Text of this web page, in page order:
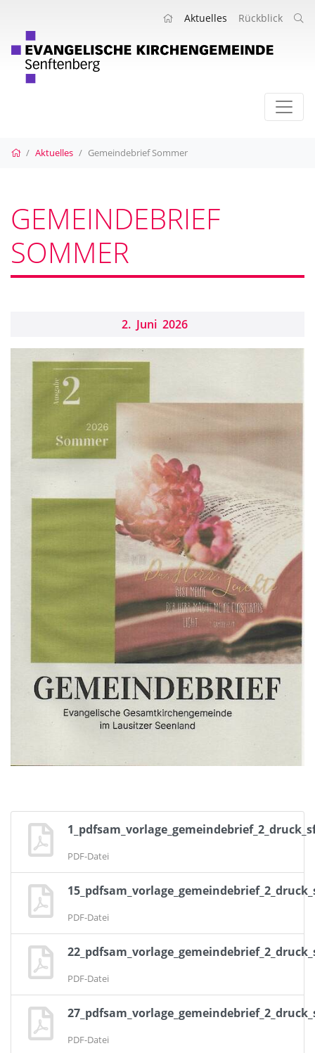
Aktuelles Rückblick
Startseite
Aktuelles Gemeindebrief Sommer
GEMEINDEBRIEF
SOMMER
2. Juni 2026
PDF-Datei
PDF-Datei
PDF-Datei
PDF-Datei